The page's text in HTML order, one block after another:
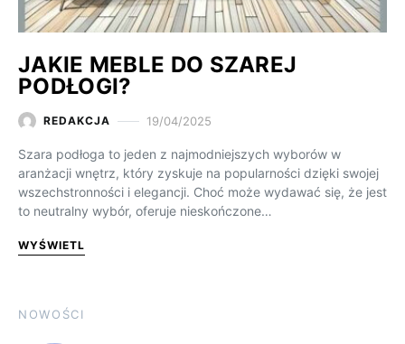
JAKIE MEBLE DO SZAREJ
PODŁOGI?
REDAKCJA 19/04/2025
Szara podłoga to jeden z najmodniejszych wyborów w
aranżacji wnętrz, który zyskuje na popularności dzięki swojej
wszechstronności i elegancji. Choć może wydawać się, że jest
to neutralny wybór, oferuje nieskończone…
WYŚWIETL
NOWOŚCI